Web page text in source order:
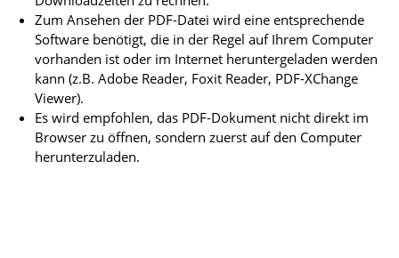
Zum Ansehen der PDF-Datei wird eine entsprechende
Software benötigt, die in der Regel auf Ihrem Computer
vorhanden ist oder im Internet heruntergeladen werden
kann (z.B. Adobe Reader, Foxit Reader, PDF-XChange
Viewer).
Es wird empfohlen, das PDF-Dokument nicht direkt im
Browser zu öffnen, sondern zuerst auf den Computer
herunterzuladen.